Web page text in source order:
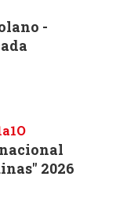
-
2026